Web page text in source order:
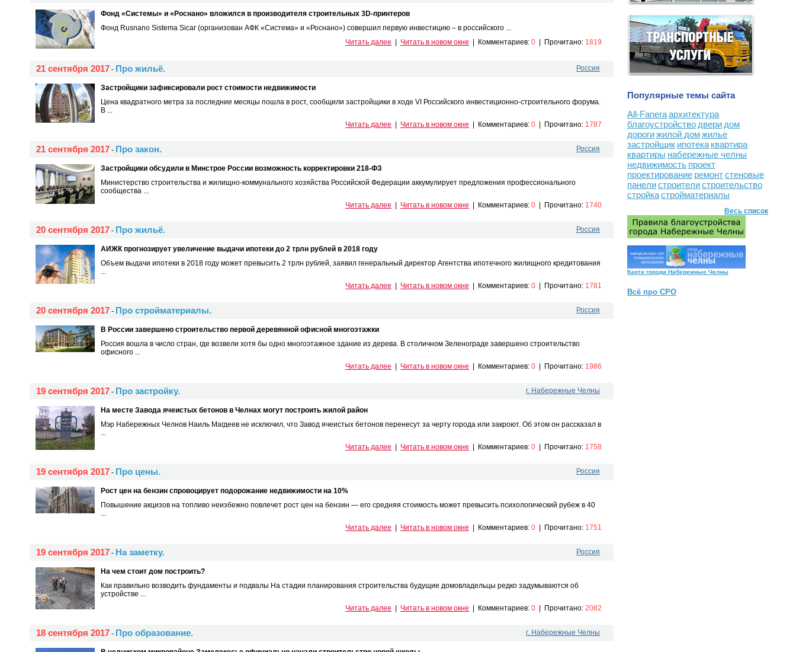
Фонд «Системы» и «Роснано» вложился в производителя строительных 3D-принтеров
Фонд Rusnano Sistema Sicar (организован АФК «Система» и «Роснано») совершил первую инвестицию – в российского ...
Читать далее
Читать в новом окне Комментариев: 0 Прочитано: 1819
21 сентября 2017 - Про жильё. Россия
Застройщики зафиксировали рост стоимости недвижимости
Цена квадратного метра за последние месяцы пошла в рост, сообщили застройщики в ходе VI Российского инвестиционно-строительного форума.
В ...
Читать далее
Читать в новом окне Комментариев: 0 Прочитано: 1787
21 сентября 2017 - Про закон. Россия
Застройщики обсудили в Минстрое России возможность корректировки 218-ФЗ
Министерство строительства и жилищно-коммунального хозяйства Российской Федерации аккумулирует предложения профессионального
сообщества ...
Читать далее
Читать в новом окне Комментариев: 0 Прочитано: 1740
20 сентября 2017 - Про жильё. Россия
АИЖК прогнозирует увеличение выдачи ипотеки до 2 трлн рублей в 2018 году
Объем выдачи ипотеки в 2018 году может превысить 2 трлн рублей, заявил генеральный директор Агентства ипотечного жилищного кредитования
...
Читать далее
Читать в новом окне Комментариев: 0 Прочитано: 1781
20 сентября 2017 - Про стройматериалы. Россия
В России завершено строительство первой деревянной офисной многоэтажки
Россия вошла в число стран, где возвели хотя бы одно многоэтажное здание из дерева. В столичном Зеленограде завершено строительство
офисного ...
Читать далее
Читать в новом окне Комментариев: 0 Прочитано: 1986
19 сентября 2017 - Про застройку. г. Набережные Челны
На месте Завода ячеистых бетонов в Челнах могут построить жилой район
Мэр Набережных Челнов Наиль Магдеев не исключил, что Завод ячеистых бетонов перенесут за черту города или закроют. Об этом он рассказал в
...
Читать далее
Читать в новом окне Комментариев: 0 Прочитано: 1758
19 сентября 2017 - Про цены. Россия
Рост цен на бензин спровоцирует подорожание недвижимости на 10%
Повышение акцизов на топливо неизбежно повлечет рост цен на бензин — его средняя стоимость может превысить психологический рубеж в 40
...
Читать далее
Читать в новом окне Комментариев: 0 Прочитано: 1751
19 сентября 2017 - На заметку. Россия
На чем стоит дом построить?
Как правильно возводить фундаменты и подвалы На стадии планирования строительства будущие домовладельцы редко задумываются об
устройстве ...
Читать далее
Читать в новом окне Комментариев: 0 Прочитано: 2082
18 сентября 2017 - Про образование. г. Набережные Челны
Популярные темы сайта
All-Faneraархитектура
благоустройство двери дом
дорогижилой домжилье
застройщик ипотека квартира
квартиры набережные челны
недвижимость проект
проектирование ремонтстеновые
панелистроителистроительство
стройкастройматериалы
Весь список
Карта города Набережные Челны
Всё про СРО